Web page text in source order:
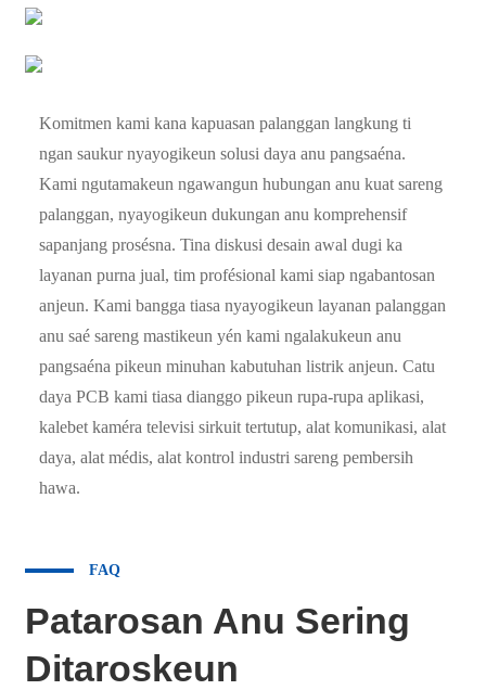
Komitmen kami kana kapuasan palanggan langkung ti
ngan saukur nyayogikeun solusi daya anu pangsaéna.
Kami ngutamakeun ngawangun hubungan anu kuat sareng
palanggan, nyayogikeun dukungan anu komprehensif
sapanjang prosésna. Tina diskusi desain awal dugi ka
layanan purna jual, tim profésional kami siap ngabantosan
anjeun. Kami bangga tiasa nyayogikeun layanan palanggan
anu saé sareng mastikeun yén kami ngalakukeun anu
pangsaéna pikeun minuhan kabutuhan listrik anjeun. Catu
daya PCB kami tiasa dianggo pikeun rupa-rupa aplikasi,
kalebet kaméra televisi sirkuit tertutup, alat komunikasi, alat
daya, alat médis, alat kontrol industri sareng pembersih
hawa.
FAQ
Patarosan Anu Sering
Ditaroskeun